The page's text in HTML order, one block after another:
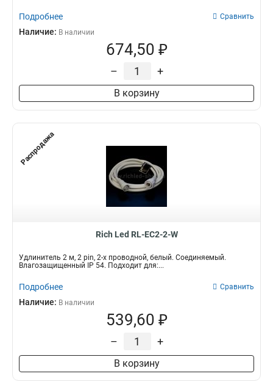
Подробнее Сравнить
Наличие: В наличии
674,50 ₽
– +
В корзину
Распродажа
Rich Led RL-EC2-2-W
Удлинитель 2 м, 2 pin, 2-х проводной, белый. Соединяемый.
Влагозащищенный IP 54. Подходит для:...
Подробнее Сравнить
Наличие: В наличии
539,60 ₽
– +
В корзину